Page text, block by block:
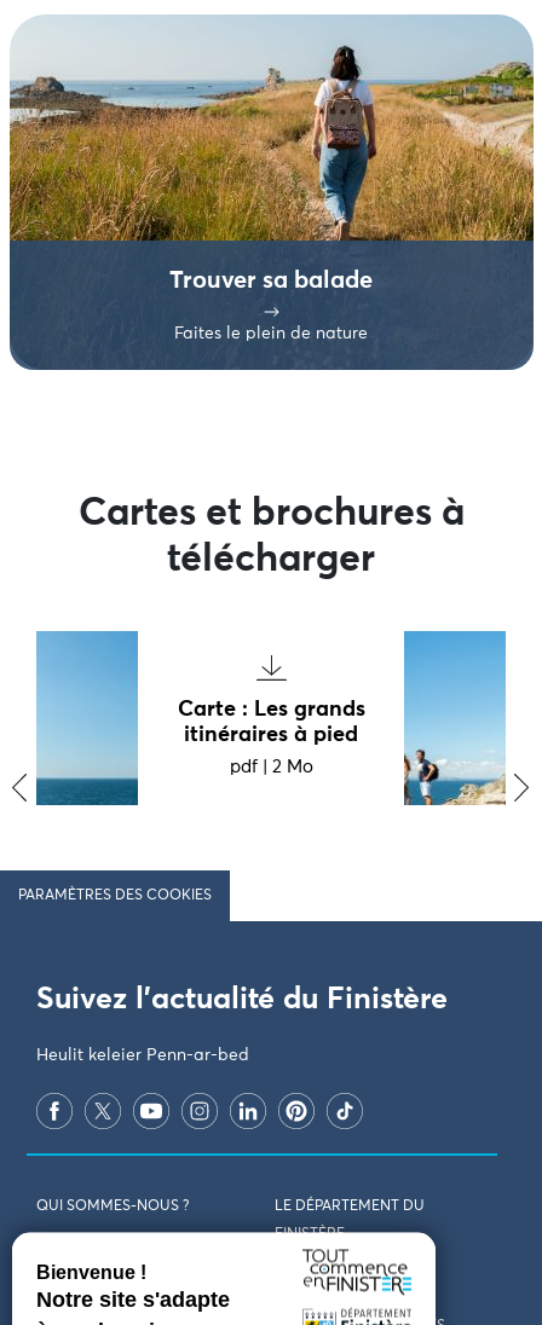
Trouver sa balade
Faites le plein de nature
Cartes et brochures à
télécharger
Carte : Les grands
itinéraires à pied
pdf| 2 Mo
‹ ›
PARAMÈTRES DES COOKIES
Suivez l'actualité du Finistère
Heulit keleier Penn-ar-bed
QUI SOMMES-NOUS ?
LE DÉPARTEMENT DU
FINISTÈRE
REJOIGNEZ-NOUS VENIR EN FINISTÈRE